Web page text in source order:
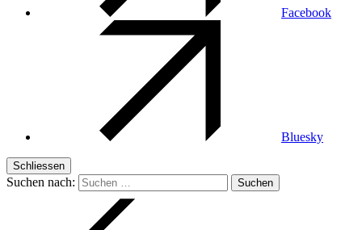
Facebook
Bluesky
Schliessen
Suchen nach: